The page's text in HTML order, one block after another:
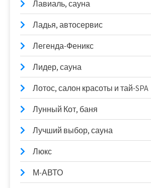
Лавиаль, сауна
Ладья, автосервис
Легенда-Феникс
Лидер, сауна
Лотос, салон красоты и тай-SPA
Лунный Кот, баня
Лучший выбор, сауна
Люкс
М-АВТО